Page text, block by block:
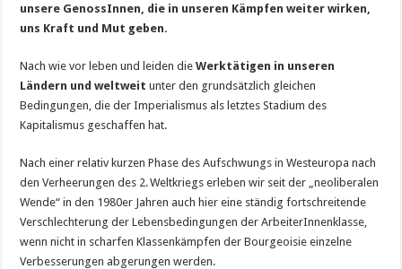
unsere GenossInnen, die in unseren Kämpfen weiter wirken,
uns Kraft und Mut geben.
Nach wie vor leben und leiden dieWerktätigen in unseren
Ländern und weltweit unter den grundsätzlich gleichen
Bedingungen, die der Imperialismus als letztes Stadium des
Kapitalismus geschaffen hat.
Nach einer relativ kurzen Phase des Aufschwungs in Westeuropa nach
den Verheerungen des 2. Weltkriegs erleben wir seit der „neoliberalen
Wende“ in den 1980er Jahren auch hier eine ständig fortschreitende
Verschlechterung der Lebensbedingungen der ArbeiterInnenklasse,
wenn nicht in scharfen Klassenkämpfen der Bourgeoisie einzelne
Verbesserungen abgerungen werden.